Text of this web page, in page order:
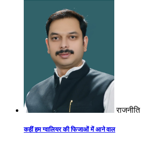
राजनीति
कहीं हम ग्वालियर की फिजाओं में आने वाल